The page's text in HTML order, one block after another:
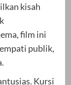
kisah
film ini
publik,
Kursi